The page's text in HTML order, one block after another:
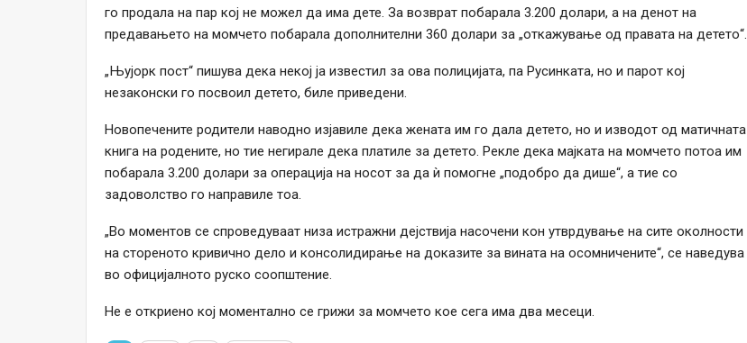
го продала на пар кој не можел да има дете. За возврат побарала 3.200 долари, а на денот на
предавањето на момчето побарала дополнителни 360 долари за „откажување од правата на детето“.
„Њујорк пост“ пишува дека некој ја известил за ова полицијата, па Русинката, но и парот кој
незаконски го посвоил детето, биле приведени.
Новопечените родители наводно изјавиле дека жената им го дала детето, но и изводот од матичната
книга на родените, но тие негирале дека платиле за детето. Рекле дека мајката на момчето потоа им
побарала 3.200 долари за операција на носот за да ѝ помогне „подобро да дише“, а тие со
задоволство го направиле тоа.
„Во моментов се спроведуваат низа истражни дејствија насочени кон утврдување на сите околности
на стореното кривично дело и консолидирање на доказите за вината на осомничените“, се наведува
во официјалното руско соопштение.
Не е откриено кој моментално се грижи за момчето кое сега има два месеци.